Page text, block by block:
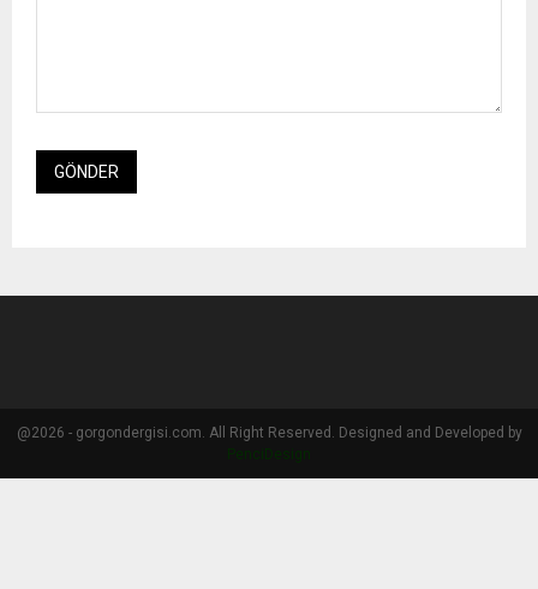
@2026 - gorgondergisi.com. All Right Reserved. Designed and Developed by